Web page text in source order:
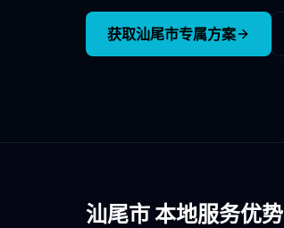
获取汕尾市专属方案
汕尾市本地服务优势